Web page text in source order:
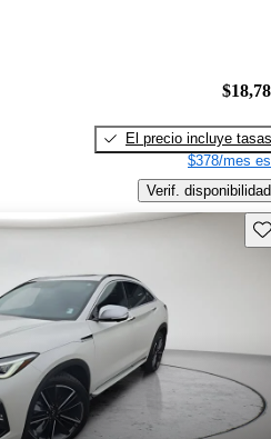
El precio incluye tasas
$378/mes
Verif. disponibilidad